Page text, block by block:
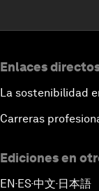
Enlaces
La sostenibilidad
Carreras
Ediciones en
EN ▪ES▪中文▪ 日本語